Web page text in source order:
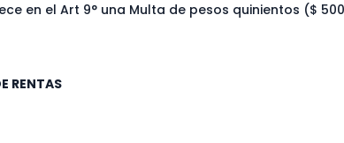
en el Art 9° una Multa de pesos quinientos ($
RENTAS